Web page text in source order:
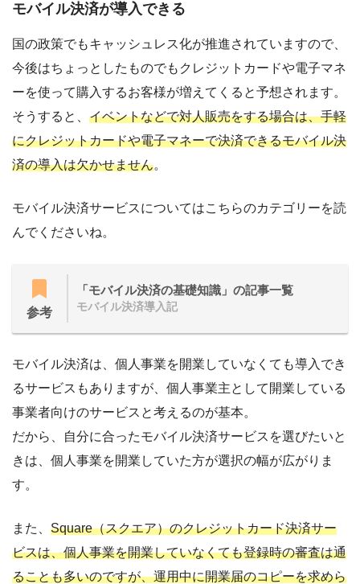
モバイル決済が導入できる
国の政策でもキャッシュレス化が推進されていますので、
今後はちょっとしたものでもクレジットカードや電子マネ
ーを使って購入するお客様が増えてくると予想されます。
そうすると、 イベントなどで対人販売をする場合は、手軽
にクレジットカードや電子マネーで決済できるモバイル決
済の導入は欠かせません。
モバイル決済サービスについてはこちらのカテゴリーを読
んでくださいね。
参考
「モバイル決済の基礎知識」の記事一覧
モバイル決済導入記
モバイル決済は、個人事業を開業していなくても導入でき
るサービスもありますが、個人事業主として開業している
事業者向けのサービスと考えるのが基本。
だから、自分に合ったモバイル決済サービスを選びたいと
きは、個人事業を開業していた方が選択の幅が広がりま
す。
また、 Square（スクエア）のクレジットカード決済サー
ビスは、個人事業を開業していなくても登録時の審査は通
ることも多いのですが、運用中に開業届のコピーを求めら